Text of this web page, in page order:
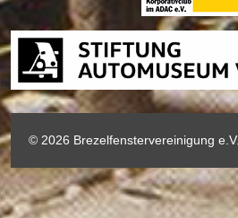
© 2026 Brezelfenstervereinigung e.V.